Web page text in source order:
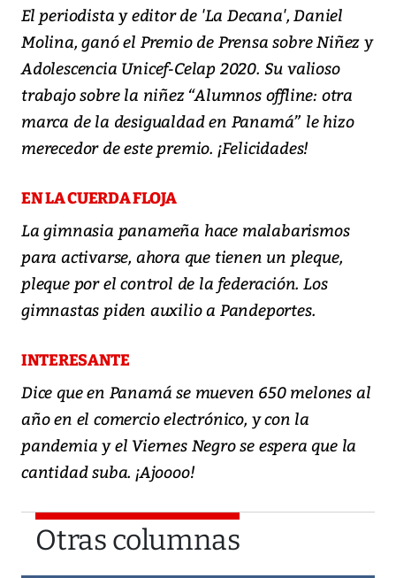
El periodista y editor de 'La Decana', Daniel
Molina, ganó el Premio de Prensa sobre Niñez y
Adolescencia Unicef-Celap 2020. Su valioso
trabajo sobre la niñez “Alumnos offline: otra
marca de la desigualdad en Panamá” le hizo
merecedor de este premio. ¡Felicidades!
EN LA CUERDA FLOJA
La gimnasia panameña hace malabarismos
para activarse, ahora que tienen un pleque,
pleque por el control de la federación. Los
gimnastas piden auxilio a Pandeportes.
INTERESANTE
Dice que en Panamá se mueven 650 melones al
año en el comercio electrónico, y con la
pandemia y el Viernes Negro se espera que la
cantidad suba. ¡Ajoooo!
Otras columnas